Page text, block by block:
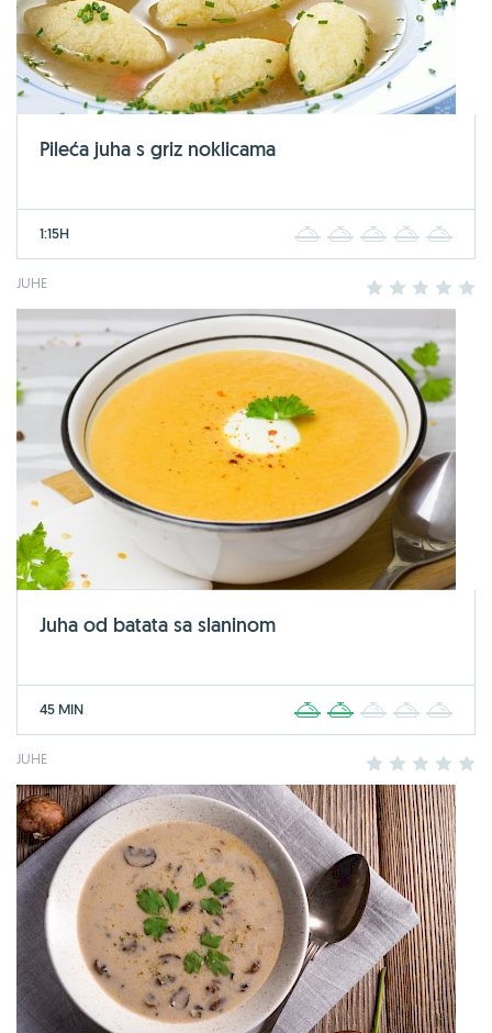
Pileća juha s griz noklicama
1:15H 2 3 4
JUHE 2 3 4
Juha od batata sa slaninom
45 MIN 2 3 4
JUHE 2 3 4